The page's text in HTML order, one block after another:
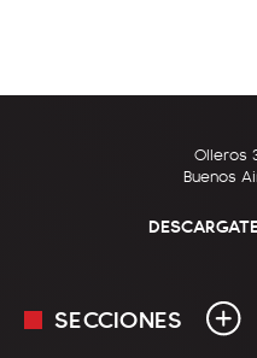
Olleros
Buenos
SECCIONES